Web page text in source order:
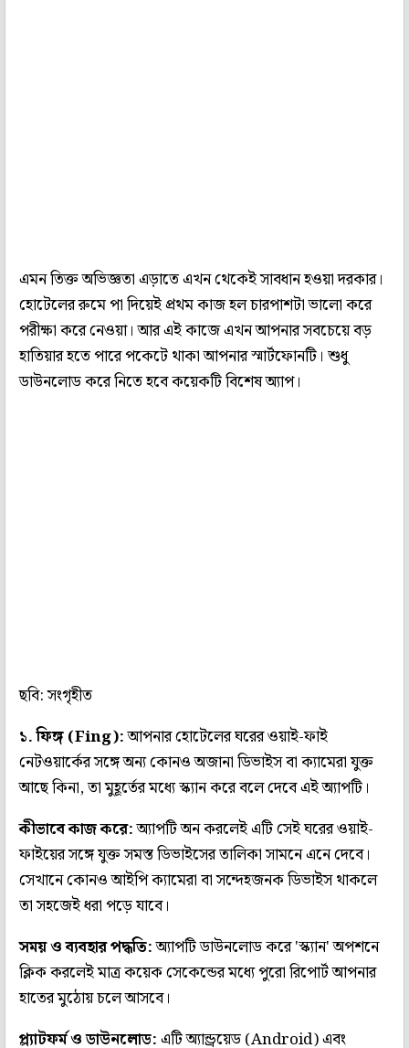
এমন তিক্ত অভিজ্ঞতা এড়াতে এখন থেকেই সাবধান হওয়া দরকার।
হোটেলের রুমে পা দিয়েই প্রথম কাজ হল চারপাশটা ভালো করে
পরীক্ষা করে নেওয়া। আর এই কাজে এখন আপনার সবচেয়ে বড়
হাতিয়ার হতে পারে পকেটে থাকা আপনার স্মার্টফোনটি। শুধু
ডাউনলোড করে নিতে হবে কয়েকটি বিশেষ অ্যাপ।
ছবি: সংগৃহীত
১. ফিঙ্গ (Fing):আপনার হোটেলের ঘরের ওয়াই-ফাই
নেটওয়ার্কের সঙ্গে অন্য কোনও অজানা ডিভাইস বা ক্যামেরা যুক্ত
আছে কিনা, তা মুহূর্তের মধ্যে স্ক্যান করে বলে দেবে এই অ্যাপটি।
কীভাবে কাজ করে:অ্যাপটি অন করলেই এটি সেই ঘরের ওয়াই-
ফাইয়ের সঙ্গে যুক্ত সমস্ত ডিভাইসের তালিকা সামনে এনে দেবে।
সেখানে কোনও আইপি ক্যামেরা বা সন্দেহজনক ডিভাইস থাকলে
তা সহজেই ধরা পড়ে যাবে।
সময় ও ব্যবহার পদ্ধতি:অ্যাপটি ডাউনলোড করে 'স্ক্যান' অপশনে
ক্লিক করলেই মাত্র কয়েক সেকেন্ডের মধ্যে পুরো রিপোর্ট আপনার
হাতের মুঠোয় চলে আসবে।
প্ল্যাটফর্ম ও ডাউনলোড:এটি অ্যান্ড্রয়েড (Android) এবং